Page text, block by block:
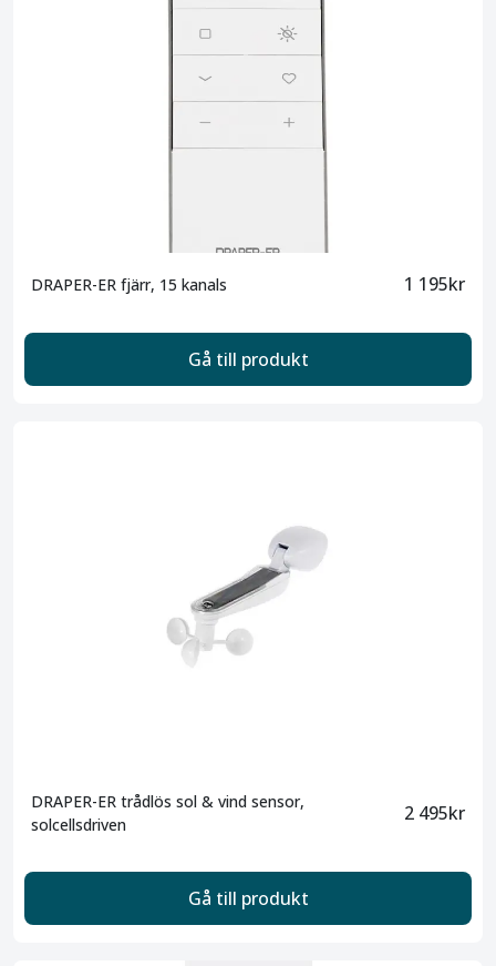
DRAPER-ER fjärr, 15 kanals 1 195kr
Gå till produkt
DRAPER-ER trådlös sol & vind sensor,
solcellsdriven
2 495kr
Gå till produkt